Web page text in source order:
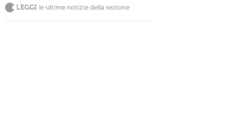
LEGGI le ultime notizie della sezione